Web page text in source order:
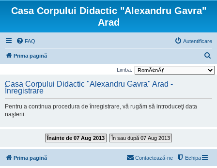
Casa Corpului Didactic "Alexandru Gavra"
Arad
FAQ Autentificare
Prima pagină
ă
Limba:
Casa Corpului Didactic "Alexandru Gavra" Arad -
Înregistrare
Pentru a continua procedura de înregistrare, vă rugăm să introduceţi data
naşterii.
Înainte de 07 Aug 2013 În sau după 07 Aug 2013
Prima pagină Echipa
Contactează-ne